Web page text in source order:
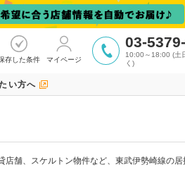
存した条件 マイページ
03-
10:00～18:00 (土
く)
い方へ
舗、スケルトン物件など、東武伊勢崎線の